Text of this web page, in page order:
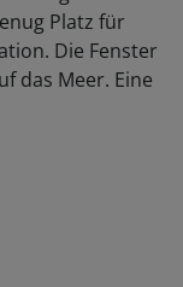
Platz für
Die Fenster
das Meer. Eine